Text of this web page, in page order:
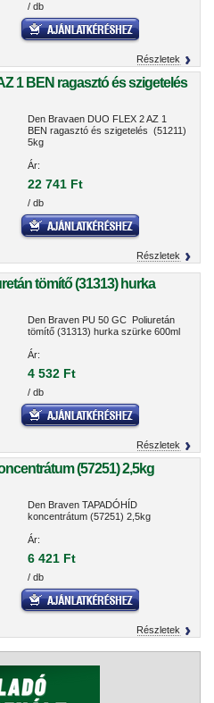
/ db
Részletek
1 BEN ragasztó és szigetelés
Den Bravaen DUO FLEX 2 AZ 1
BEN ragasztó és szigetelés (51211)
5kg
Ár:
22 741 Ft
/ db
Részletek
tömítő (31313) hurka
Den Braven PU 50 GC Poliuretán
tömítő (31313) hurka szürke 600ml
Ár:
4 532 Ft
/ db
Részletek
(57251) 2,5kg
Den Braven TAPADÓHÍD
koncentrátum (57251) 2,5kg
Ár:
6 421 Ft
/ db
Részletek